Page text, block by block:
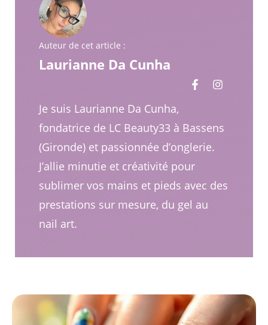
Auteur de cet article :
Laurianne Da Cunha
Je suis Laurianne Da Cunha,
fondatrice de LC Beauty33 à Bassens
(Gironde) et passionnée d’onglerie.
J’allie minutie et créativité pour
sublimer vos mains et pieds avec des
prestations sur mesure, du gel au
nail art.